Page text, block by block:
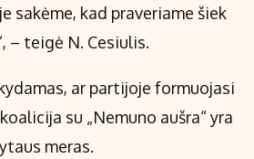
sakėme, kad praveriame šiek
– teigė N. Cesiulis.
ar partijoje formuojasi
su „Nemuno aušra“ yra
meras.